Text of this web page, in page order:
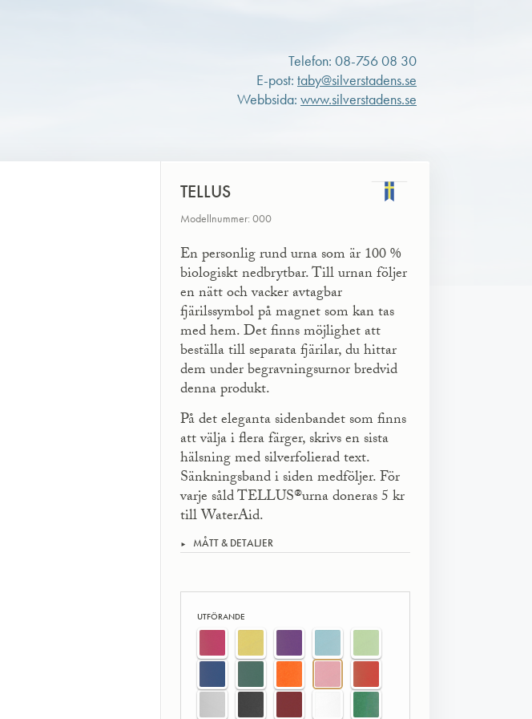
Telefon: 08-756 08 30
E-post: taby@silverstadens.se
Webbsida: www.silverstadens.se
TELLUS
Modellnummer: 000
En personlig rund urna som är 100 %
biologiskt nedbrytbar. Till urnan följer
en nätt och vacker avtagbar
fjärilssymbol på magnet som kan tas
med hem. Det finns möjlighet att
beställa till separata fjärilar, du hittar
dem under begravningsurnor bredvid
denna produkt.
På det eleganta sidenbandet som finns
att välja i flera färger, skrivs en sista
hälsning med silverfolierad text.
Sänkningsband i siden medföljer. För
varje såld TELLUS®urna doneras 5 kr
till WaterAid.
MÅTT & DETALJER
UTFÖRANDE